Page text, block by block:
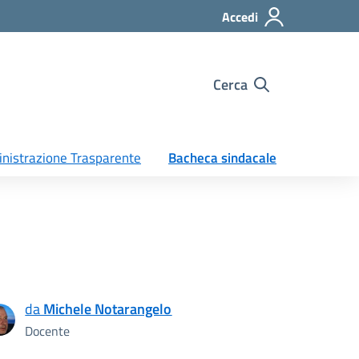
Accedi
Cerca
Trasparente Bacheca sindacale
daMichele Notarangelo
Docente